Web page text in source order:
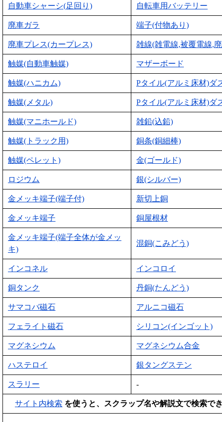
自動車シャーシ(足回り) 自転車用バッテリー
廃車ガラ 端子(付物あり)
廃車プレス(カープレス) 雑線(雑電線,被覆電線,
触媒(自動車触媒) マザーボード
触媒(ハニカム) Pタイル(アルミ床材)ダ
触媒(メタル) Pタイル(アルミ床材)ダ
触媒(マニホールド) 雑鉛(込鉛)
触媒(トラック用) 銅条(銅細棒)
触媒(ペレット) 金(ゴールド)
ロジウム 銀(シルバー)
金メッキ端子(端子付) 新切上銅
金メッキ端子 銅屋根材
金メッキ端子(端子全体が金メッ
キ)
混銅(こみどう)
インコネル インコロイ
銅タンク 丹銅(たんどう)
サマコバ磁石 アルニコ磁石
フェライト磁石 シリコン(インゴット)
マグネシウム マグネシウム合金
ハステロイ 銀タングステン
スラリー -
サイト内検索 を使うと、スクラップ名や解説文で検索で